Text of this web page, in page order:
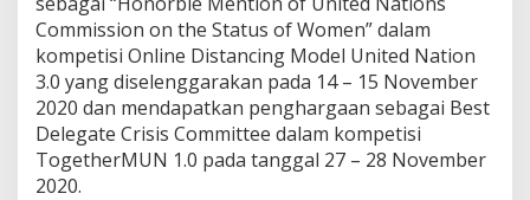
n
t
a
a
R
a
i
Commission on the Status of Women” dalam
kompetisi Online Distancing Model United Nation
3.0 yang diselenggarakan pada 14 – 15 November
2020 dan mendapatkan penghargaan sebagai Best
Delegate Crisis Committee dalam kompetisi
TogetherMUN 1.0 pada tanggal 27 – 28 November
2020.